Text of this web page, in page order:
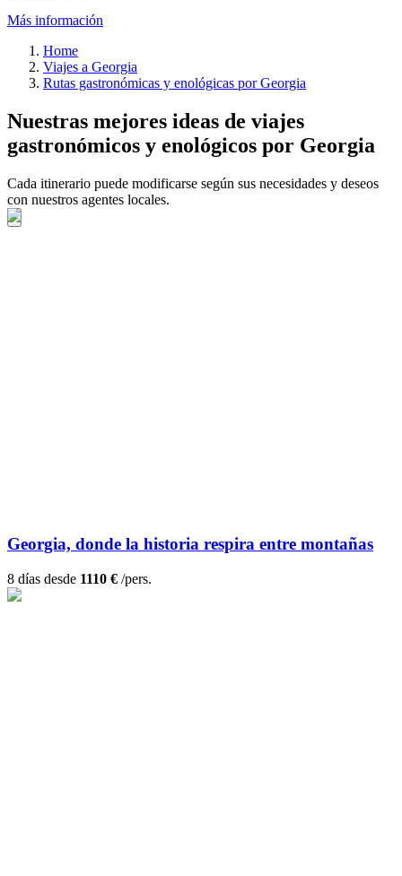
Más información
Home
Viajes a Georgia
Rutas gastronómicas y enológicas por Georgia
Nuestras mejores ideas de viajes
gastronómicos y enológicos por Georgia
Cada itinerario puede modificarse según sus necesidades y deseos
con nuestros agentes locales.
Georgia, donde la historia respira entre montañas
8 días desde 1110 € /pers.